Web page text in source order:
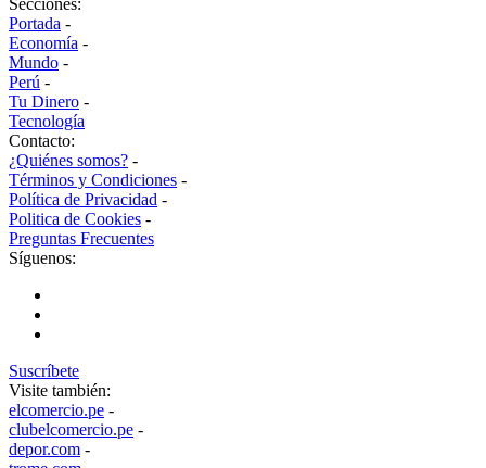
Portada -
Economía -
Mundo -
Perú -
Tu Dinero -
Tecnología
Contacto:
¿Quiénes somos? -
Términos y Condiciones -
Política de Privacidad -
Politica de Cookies -
Preguntas Frecuentes
Síguenos:
Suscríbete
Visite también:
elcomercio.pe -
clubelcomercio.pe -
depor.com -